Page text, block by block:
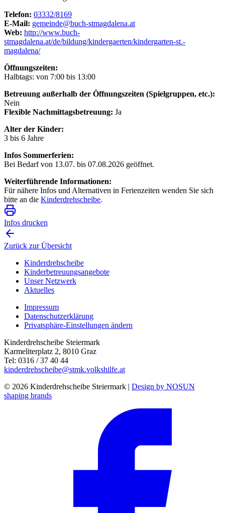
Telefon: 03332/8169
E-Mail: gemeinde@buch-stmagdalena.at
Web: http://www.buch-
stmagdalena.at/de/bildung/kindergaerten/kindergarten-st.-
magdalena/
Öffnungszeiten:
Halbtags: von 7:00 bis 13:00
Betreuung außerhalb der Öffnungszeiten (Spielgruppen, etc.):
Nein
Flexible Nachmittagsbetreuung: Ja
Alter der Kinder:
3 bis 6 Jahre
Infos Sommerferien:
Bei Bedarf von 13.07. bis 07.08.2026 geöffnet.
Weiterführende Informationen:
Für nähere Infos und Alternativen in Ferienzeiten wenden Sie sich
bitte an die Kinderdrehscheibe.
Infos drucken
Zurück zur Übersicht
Kinderdrehscheibe
Kinderbetreuungs­angebote
Unser Netzwerk
Aktuelles
Impressum
Datenschutzerklärung
Privatsphäre-Einstellungen ändern
Kinderdrehscheibe Steiermark
Karmeliterplatz 2, 8010 Graz
Tel: 0316 / 37 40 44
kinderdrehscheibe@stmk.volkshilfe.at
© 2026 Kinderdrehscheibe Steiermark | Design by NOSUN
shaping brands